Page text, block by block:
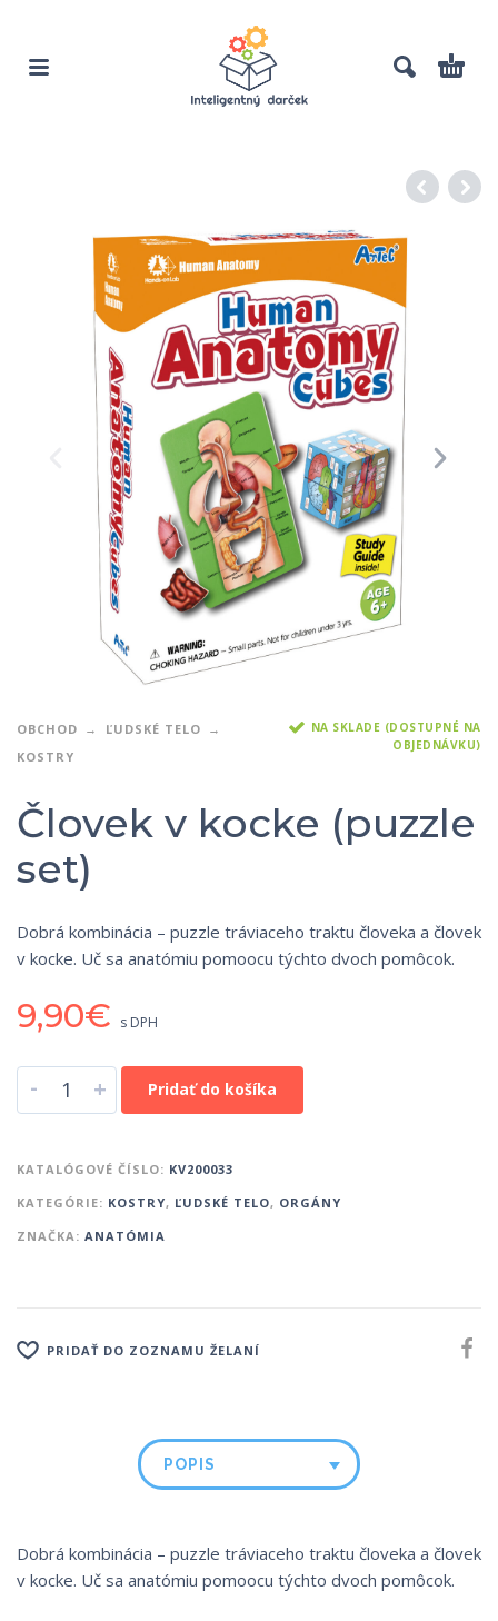
OBCHOD
ĽUDSKÉ TELO
KOSTRY
NA SKLADE (DOSTUPNÉ NA
OBJEDNÁVKU)
Človek v kocke (puzzle
set)
Dobrá kombinácia – puzzle tráviaceho traktu človeka a človek
v kocke. Uč sa anatómiu pomoocu týchto dvoch pomôcok.
9,90€ s DPH
- + Pridať do košíka
KATALÓGOVÉ ČÍSLO: KV200033
KATEGÓRIE: KOSTRY, ĽUDSKÉ TELO, ORGÁNY
ZNAČKA: ANATÓMIA
PRIDAŤ DO ZOZNAMU ŽELANÍ
POPIS
Dobrá kombinácia – puzzle tráviaceho traktu človeka a človek
v kocke. Uč sa anatómiu pomoocu týchto dvoch pomôcok.